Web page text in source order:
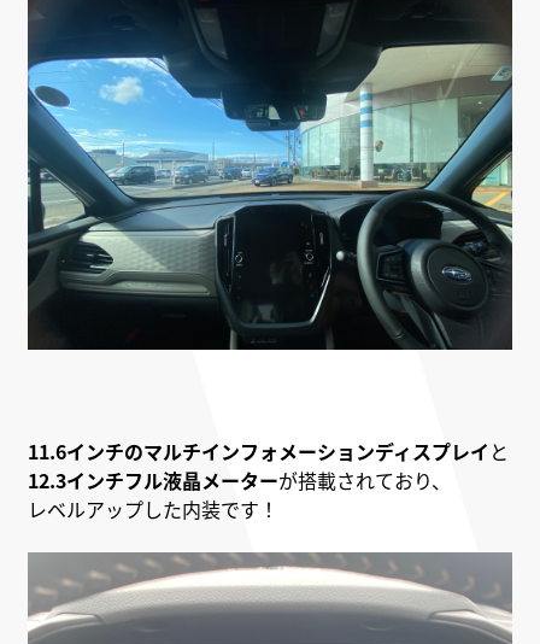
11.6インチのマルチインフォメーションディスプレイ と
12.3インチフル液晶メーターが搭載されており、
レベルアップした内装です！